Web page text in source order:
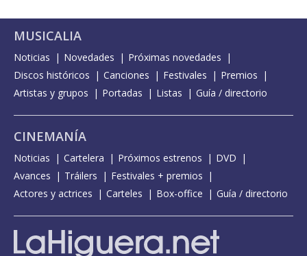
MUSICALIA
Noticias Novedades
Próximas novedades
Discos históricos
Canciones Festivales
Premios
Artistas y grupos
Portadas Listas Guía / directorio
CINEMANÍA
Noticias Cartelera Próximos estrenos
DVD
Avances
Tráilers
Festivales + premios
Actores y actrices
Carteles Box-office Guía / directorio